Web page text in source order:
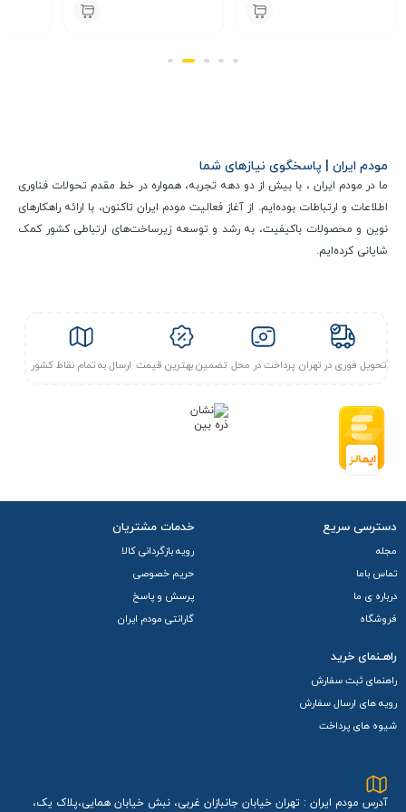
مودم ایران | پاسخگوی نیازهای شما
ما در مودم ایران ، با بیش از دو دهه تجربه، همواره در خط مقدم تحولات فناوری
اطلاعات و ارتباطات بوده‌ایم. از آغاز فعالیت مودم ایران تاکنون، با ارائه راهکارهای
نوین و محصولات باکیفیت، به رشد و توسعه زیرساخت‌های ارتباطی کشور کمک
شایانی کرده‌ایم.
تحویل فوری در تهران پرداخت در محل تضمین بهترین قیمت ارسال به تمام نقاط کشور
دسترسی سریع
مجله
تماس باما
درباره ی ما
فروشگاه
خدمات مشتریان
رویه بازگردانی کالا
حریم خصوصی
پرسش و پاسخ
گارانتی مودم ایران
راهـنمای خرید
راهنمای ثبت سفارش
رویه های ارسال سفارش
شیوه های پرداخت
آدرس مودم ایران : تهران خیابان جانبازان غربی، نبش خیابان همایی،پلاک یک،